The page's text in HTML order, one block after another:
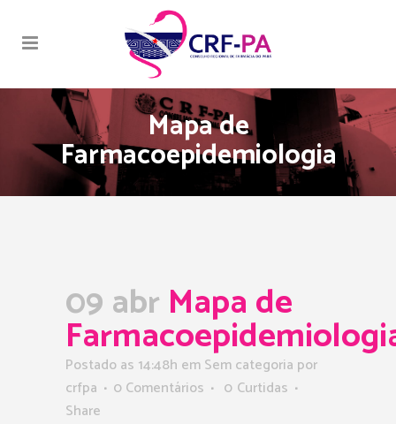
Mapa de
Farmacoepidemiologia
09 abrMapa de
Postado as 14:48h em Sem categoria por
crfpa
0 Comentários 0 Curtidas
Share